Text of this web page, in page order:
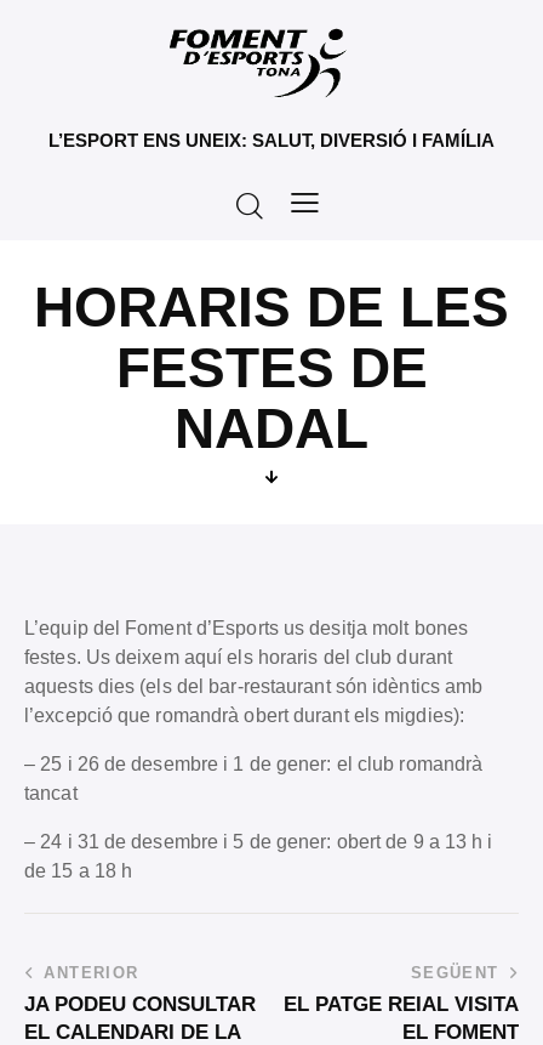
L’ESPORT ENS UNEIX: SALUT, DIVERSIÓ I FAMÍLIA
HORARIS DE LES
FESTES DE
NADAL
L’equip del Foment d’Esports us desitja molt bones
festes. Us deixem aquí els horaris del club durant
aquests dies (els del bar-restaurant són idèntics amb
l’excepció que romandrà obert durant els migdies):
– 25 i 26 de desembre i 1 de gener: el club romandrà
tancat
– 24 i 31 de desembre i 5 de gener: obert de 9 a 13 h i
de 15 a 18 h
ANTERIOR
JA PODEU CONSULTAR
EL CALENDARI DE LA
SEGÜENT
EL PATGE REIAL VISITA
EL FOMENT